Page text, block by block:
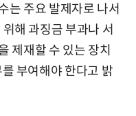
는 주요 발제자로 나서
해 과징금 부과나 서
제재할 수 있는 장치
부여해야 한다고 밝